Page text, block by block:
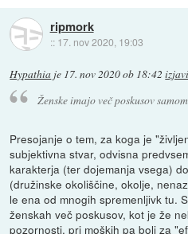
ripmork
:: 17. nov 2020, 19:03
Hypathia je 17. nov 2020 ob 18:42
Ženske imajo več poskusov
Presojanje o tem, za koga je
subjektivna stvar, odvisna
karakterja (ter dojemanja vsega)
(družinske okoliščine, okolje,
le ena od mnogih spremenljivk tu.
ženskah več poskusov, kot je že
pozornosti, pri moških pa bolj za